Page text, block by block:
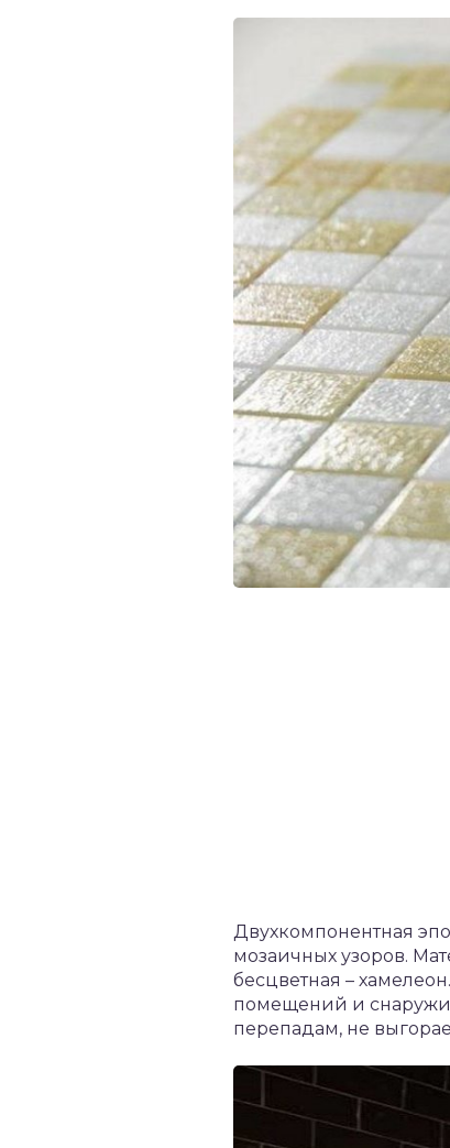
Двухкомпонентная
мозаичных узоров.
бесцветная –
помещений и снаружи
перепадам, не